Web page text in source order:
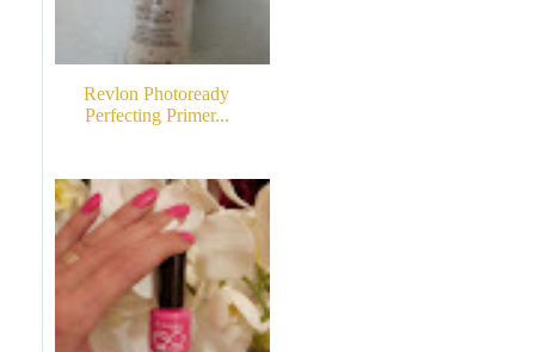
Revlon Photoready
Perfecting Primer...